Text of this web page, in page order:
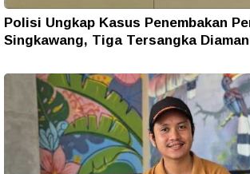
Polisi Ungkap Kasus Penembakan
Singkawang, Tiga Tersangka